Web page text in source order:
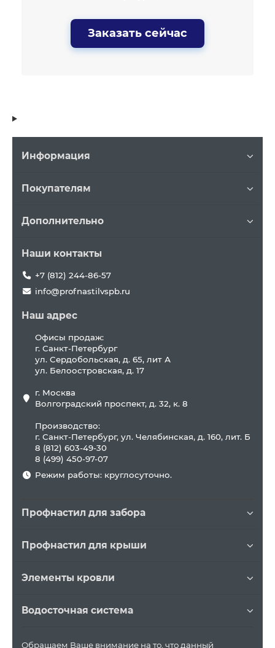
Заказать сейчас
Информация
Покупателям
Дополнительно
Наши контакты
+7 (812) 244-86-57
info@profnastilvspb.ru
Наш адрес
Офисы продаж:
г. Санкт-Петербург
ул. Сердобольская, д. 65, лит А
ул. Белоостровская, д. 17
г. Москва
Волгоградский проспект, д. 32, к. 8
Производство:
г. Санкт-Петербург, ул. Челябинская, д. 160, лит. Б
8 (812) 603-49-30
8 (499) 450-97-07
Режим работы: круглосуточно.
Профнастил для забора
Профнастил для крыши
Элементы кровли
Водосточная система
Обращаем Ваше внимание на то, что данный